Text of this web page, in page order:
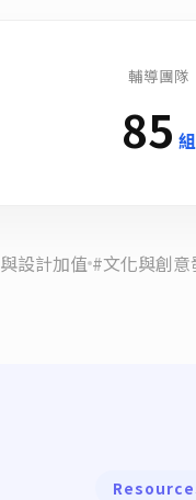
輔導團隊
85 組
設計加值 #文化與創意